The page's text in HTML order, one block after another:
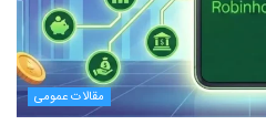
مقالات عمومی